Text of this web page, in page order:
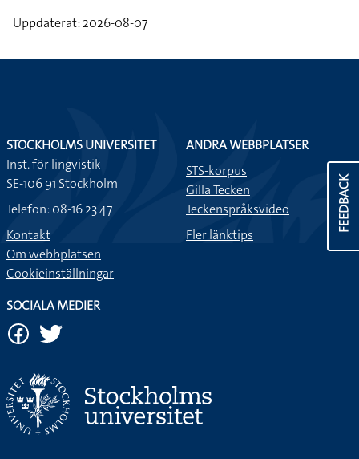
Uppdaterat: 2026-08-07
FEEDBACK
STOCKHOLMS UNIVERSITET
Inst. för lingvistik
SE-106 91 Stockholm
Telefon: 08-16 23 47
Kontakt
Om webbplatsen
Cookieinställningar
ANDRA WEBBPLATSER
STS-korpus
Gilla Tecken
Teckenspråksvideo
Fler länktips
SOCIALA MEDIER